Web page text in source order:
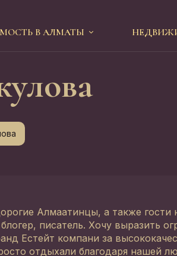
В АЛМАТЫ
Алмаатинцы, а также
писатель. Хочу выразить
Естейт компани за
отдыхали благодаря нашей